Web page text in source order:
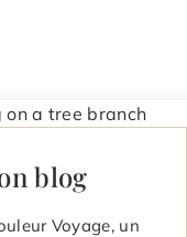
blog
Voyage, un